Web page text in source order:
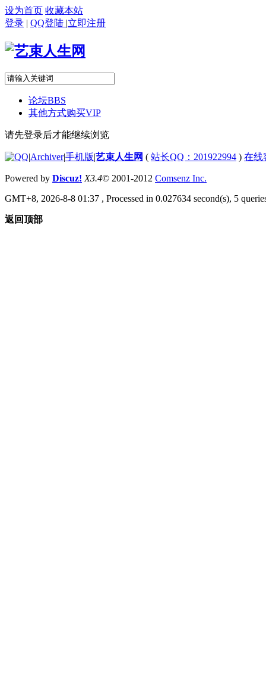
设为首页 收藏本站
登录 | QQ登陆 |立即注册
论坛BBS
其他方式购买VIP
请先登录后才能继续浏览
|Archiver|手机版|艺束人生网 ( 站长QQ：201922994 ) 在线
Powered by Discuz! X3.4© 2001-2012 Comsenz Inc.
GMT+8, 2026-8-8 01:37 , Processed in 0.027634 second(s), 5
返回顶部